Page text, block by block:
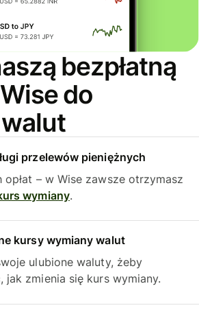
bezpłatną
do
przelewów pieniężnych
opłat – w Wise zawsze otrzymasz
wymiany.
kursy wymiany walut
ulubione waluty, żeby
jak zmienia się kurs wymiany.